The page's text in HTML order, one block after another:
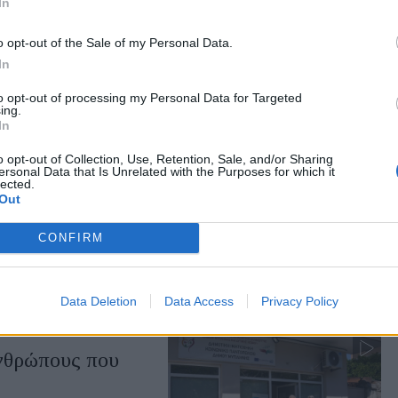
opt-out of the Sale of my Personal Data.
opt-out of processing my Personal Data for Targeted
opt-out of Collection, Use, Retention, Sale, and/or Sharing
Data that Is Unrelated with the Purposes for which it
CONFIRM
Data Deletion Data Access Privacy Policy
του Σιγρίου, με
εισόδου για
της
γιατρούς της
έξω από το
στη Μυτιλήνη η
που